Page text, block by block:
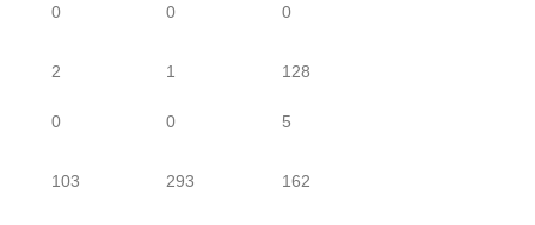
0 0 0
2
0
1
0
128
5
103 293 162